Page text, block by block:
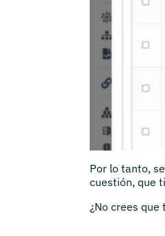
Por lo tanto,
cuestión, que
¿No crees